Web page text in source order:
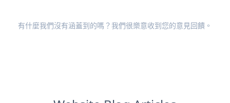
有什麼我們沒有涵蓋到的嗎？我們很樂意收到您的意見回饋 。